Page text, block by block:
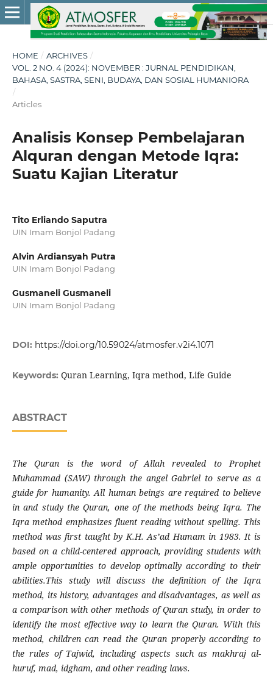
HOME / ARCHIVES /
VOL. 2 NO. 4 (2024): NOVEMBER : JURNAL PENDIDIKAN,
BAHASA, SASTRA, SENI, BUDAYA, DAN SOSIAL HUMANIORA
/
Articles
Analisis Konsep Pembelajaran
Alquran dengan Metode Iqra:
Suatu Kajian Literatur
Tito Erliando Saputra
UIN Imam Bonjol Padang
Alvin Ardiansyah Putra
UIN Imam Bonjol Padang
Gusmaneli Gusmaneli
UIN Imam Bonjol Padang
DOI: https://doi.org/10.59024/atmosfer.v2i4.1071
Keywords: Quran Learning, Iqra method, Life Guide
ABSTRACT
The Quran is the word of Allah revealed to Prophet
Muhammad (SAW) through the angel Gabriel to serve as a
guide for humanity. All human beings are required to believe
in and study the Quran, one of the methods being Iqra. The
Iqra method emphasizes fluent reading without spelling. This
method was first taught by K.H. As’ad Humam in 1983. It is
based on a child-centered approach, providing students with
ample opportunities to develop optimally according to their
abilities.This study will discuss the definition of the Iqra
method, its history, advantages and disadvantages, as well as
a comparison with other methods of Quran study, in order to
identify the most effective way to learn the Quran. With this
method, children can read the Quran properly according to
the rules of Tajwid, including aspects such as makhraj al-
huruf, mad, idgham, and other reading laws.